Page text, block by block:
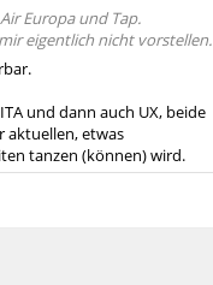
Europa und Tap.
eigentlich nicht vorstellen.
und dann auch UX, beide
aktuellen, etwas
tanzen (können) wird.